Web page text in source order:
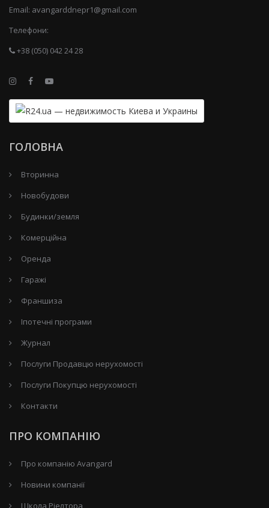
Email: avangarddnepr1@gmail.com
Телефони:
+38 (050) 042 24 28
ГОЛОВНА
Вторинна
Новобудови
Будинки/земля
Комерційна
Оренда
Гаражі
Франшиза
Іпотечні програми
Журнал
Послуги Продавцю нерухомості
Послуги Покупцю нерухомості
Контакти
ПРО КОМПАНІЮ
Про компанію Avangard
Новини компанії
Школа Ріелтора